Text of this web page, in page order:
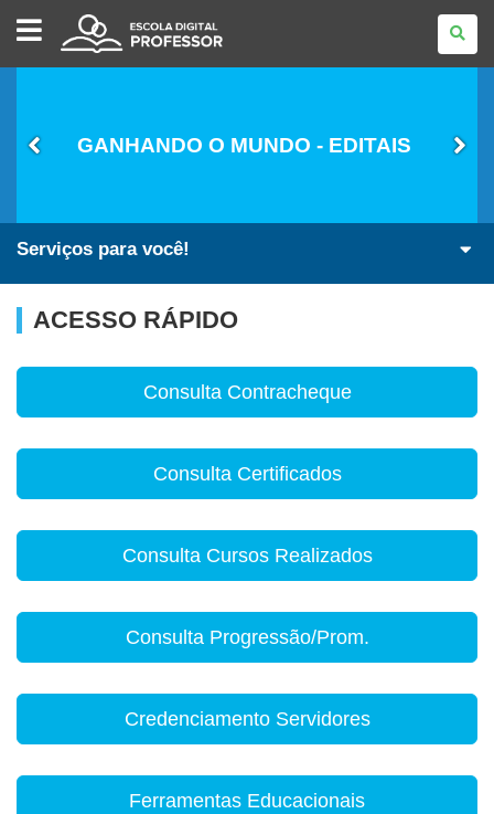
ESCOLA
DIGITAL
-
PROFESSOR
GANHANDO O MUNDO - EDITAIS
Serviços para você!
ACESSO RÁPIDO
Consulta Contracheque
Consulta Certificados
Consulta Cursos Realizados
Consulta Progressão/Prom.
Credenciamento Servidores
Ferramentas Educacionais